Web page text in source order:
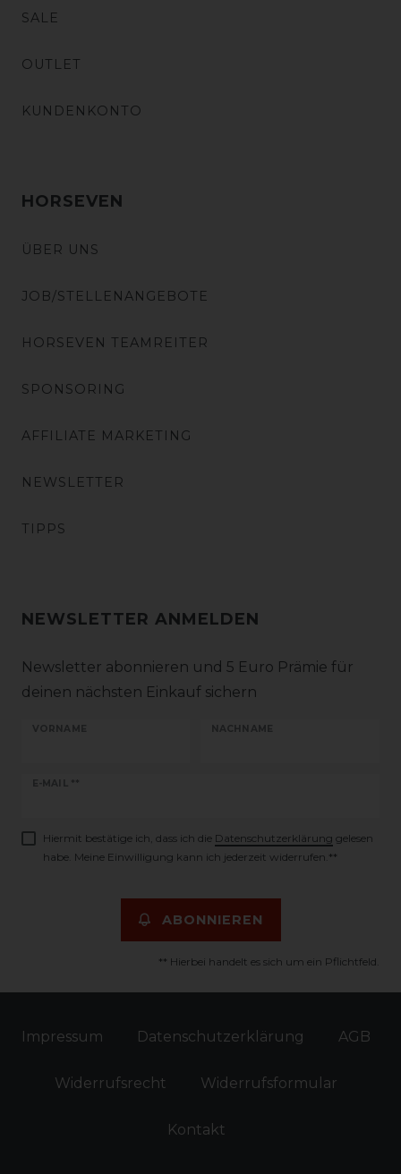
SALE
OUTLET
KUNDENKONTO
HORSEVEN
ÜBER UNS
JOB/STELLENANGEBOTE
HORSEVEN TEAMREITER
SPONSORING
AFFILIATE MARKETING
NEWSLETTER
TIPPS
NEWSLETTER ANMELDEN
Newsletter abonnieren und 5 Euro Prämie für
deinen nächsten Einkauf sichern
VORNAME NACHNAME
E-MAIL **
Newsletter
Hiermit bestätige ich, dass ich die Daten­schutz­erklärung gelesen
habe. Meine Einwilligung kann ich jederzeit widerrufen.**
ABONNIEREN
** Hierbei handelt es sich um ein Pflichtfeld.
Impressum Daten­schutz­erklärung AGB
Widerrufs­recht Widerrufs­formular
Kontakt